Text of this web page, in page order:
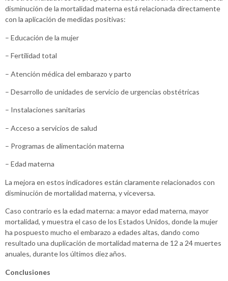
disminución de la mortalidad materna está relacionada directamente
con la aplicación de medidas positivas:
– Educación de la mujer
– Fertilidad total
– Atención médica del embarazo y parto
– Desarrollo de unidades de servicio de urgencias obstétricas
– Instalaciones sanitarias
– Acceso a servicios de salud
– Programas de alimentación materna
– Edad materna
La mejora en estos indicadores están claramente relacionados con
disminución de mortalidad materna, y viceversa.
Caso contrario es la edad materna: a mayor edad materna, mayor
mortalidad, y muestra el caso de los Estados Unidos, donde la mujer
ha pospuesto mucho el embarazo a edades altas, dando como
resultado una duplicación de mortalidad materna de 12 a 24 muertes
anuales, durante los últimos diez años.
Conclusiones